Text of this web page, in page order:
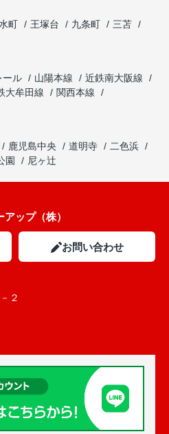
町 王塚台 九条町
三苫
ール 山陽本線
近鉄南大阪線
大牟田線
関西本線
鹿児島中央 道明寺
二色浜
園 尼ヶ辻
アップ（株）
お問い合わせ
２